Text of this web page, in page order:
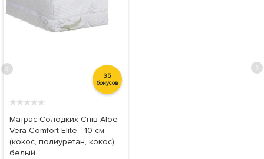
35
бонусов
★★★★★
Матрас Солодких Снів Aloe
Vera Comfort Elite - 10 см.
(кокос, полиуретан, кокос)
белый